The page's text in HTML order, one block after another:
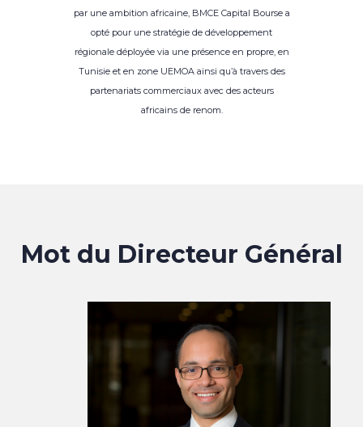
par une ambition africaine, BMCE Capital Bourse a
opté pour une stratégie de développement
régionale déployée via une présence en propre, en
Tunisie et en zone UEMOA ainsi qu’à travers des
partenariats commerciaux avec des acteurs
africains de renom.
Mot du Directeur Général